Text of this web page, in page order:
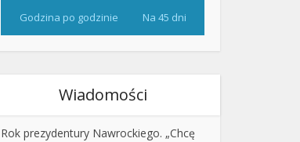
Godzina po godzinie Na 45 dni
Wiadomości
Rok prezydentury Nawrockiego. „Chcę